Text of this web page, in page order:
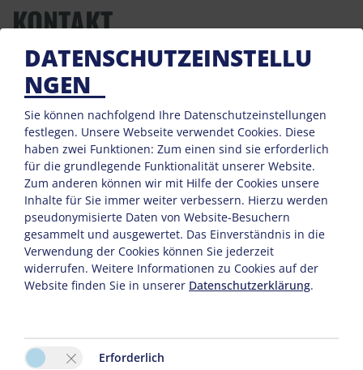
KONTAKT
Christian Elsensohn
Dorf 548
6764 Lech am Arlberg
Tel. :+43 5583 3051
E-Mail:welcome@montfort-lech.at
DATENSCHUTZEINSTELLU
NGEN
Sie können nachfolgend Ihre Datenschutzeinstellungen
festlegen. Unsere Webseite verwendet Cookies. Diese
haben zwei Funktionen: Zum einen sind sie erforderlich
für die grundlegende Funktionalität unserer Website.
Zum anderen können wir mit Hilfe der Cookies unsere
Inhalte für Sie immer weiter verbessern. Hierzu werden
pseudonymisierte Daten von Website-Besuchern
gesammelt und ausgewertet. Das Einverständnis in die
Verwendung der Cookies können Sie jederzeit
widerrufen. Weitere Informationen zu Cookies auf der
Website finden Sie in unserer Datenschutzerklärung.
Erforderlich